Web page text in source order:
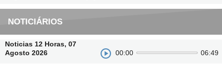
NOTICIÁRIOS
Noticias 12 Horas, 07
Agosto 2026
00:00 06:49